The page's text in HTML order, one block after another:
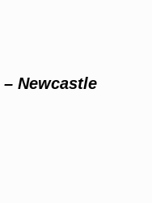
– Newcastle